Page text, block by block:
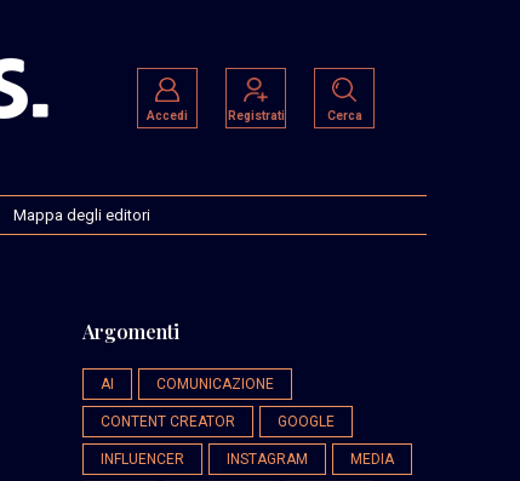
Accedi Registrati Cerca
Mappa degli editori
Argomenti
AI COMUNICAZIONE
CONTENT CREATOR GOOGLE
INFLUENCER INSTAGRAM MEDIA